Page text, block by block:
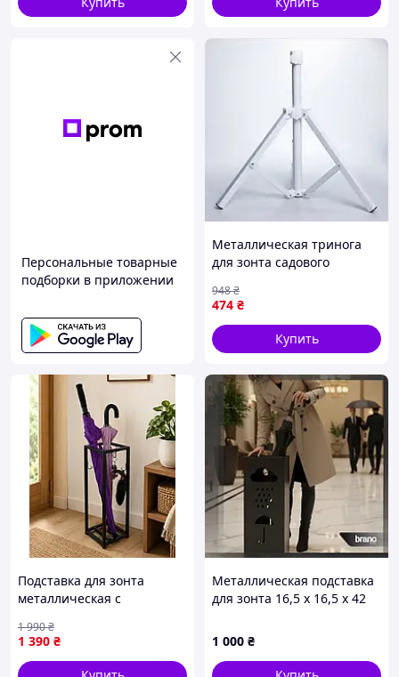
Персональные товарные
подборки в приложении
Металлическая тринога
для зонта садового
подставка 50 см для
удобства транспортировки
474 ₴
948₴
Купить
Подставка для зонта
металлическая с
трость и сложных зонтов,
60×20×20 см
1 390 ₴
1 990₴
Металлическая подставка
для зонта 16,5 x 16,5 x 42
1 000 ₴